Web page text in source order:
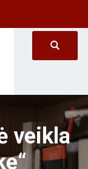
veikla